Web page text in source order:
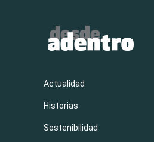
Actualidad
Historias
Sostenibilidad